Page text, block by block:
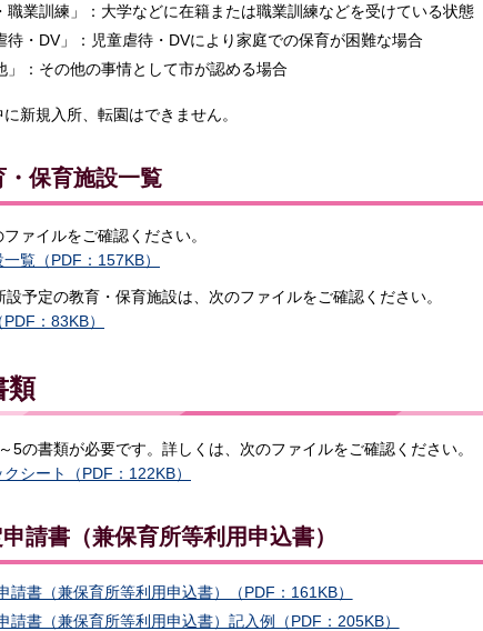
職業訓練」：大学などに在籍または職業訓練などを受けている状態
待・DV」：児童虐待・DVにより家庭での保育が困難な場合
」：その他の事情として市が認める場合
新規入所、転園はできません。
・保育施設一覧
ァイルをご確認ください。
覧（PDF：157KB）
予定の教育・保育施設は、次のファイルをご確認ください。
：83KB）
類
5の書類が必要です。詳しくは、次のファイルをご確認ください。
シート（PDF：122KB）
請書（兼保育所等利用申込書）
請書（兼保育所等利用申込書）（PDF：161KB）
請書（兼保育所等利用申込書）記入例（PDF：205KB）